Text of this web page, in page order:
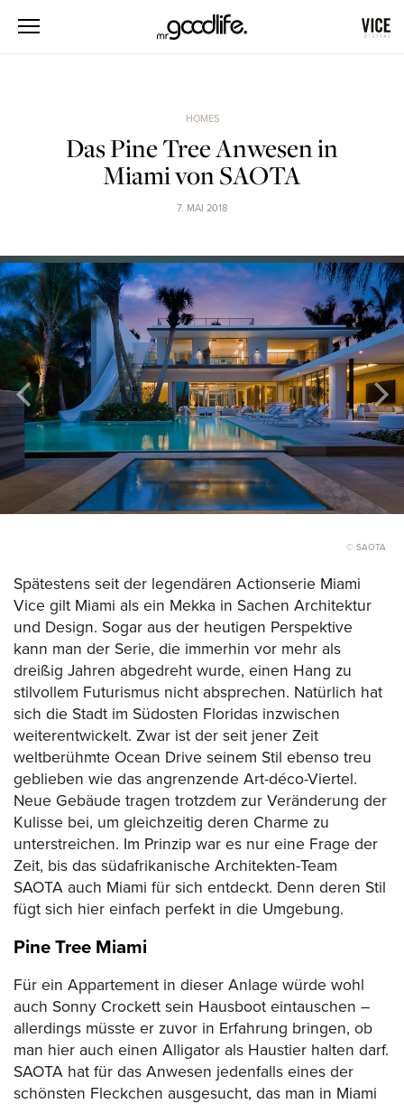
HOMES
Das Pine Tree Anwesen in
Miami von SAOTA
7. MAI 2018
© SAOTA
Spätestens seit der legendären Actionserie Miami
Vice gilt Miami als ein Mekka in Sachen Architektur
und Design. Sogar aus der heutigen Perspektive
kann man der Serie, die immerhin vor mehr als
dreißig Jahren abgedreht wurde, einen Hang zu
stilvollem Futurismus nicht absprechen. Natürlich hat
sich die Stadt im Südosten Floridas inzwischen
weiterentwickelt. Zwar ist der seit jener Zeit
weltberühmte Ocean Drive seinem Stil ebenso treu
geblieben wie das angrenzende Art-déco-Viertel.
Neue Gebäude tragen trotzdem zur Veränderung der
Kulisse bei, um gleichzeitig deren Charme zu
unterstreichen. Im Prinzip war es nur eine Frage der
Zeit, bis das südafrikanische Architekten-Team
SAOTA auch Miami für sich entdeckt. Denn deren Stil
fügt sich hier einfach perfekt in die Umgebung.
Pine Tree Miami
Für ein Appartement in dieser Anlage würde wohl
auch Sonny Crockett sein Hausboot eintauschen –
allerdings müsste er zuvor in Erfahrung bringen, ob
man hier auch einen Alligator als Haustier halten darf.
SAOTA hat für das Anwesen jedenfalls eines der
schönsten Fleckchen ausgesucht, das man in Miami